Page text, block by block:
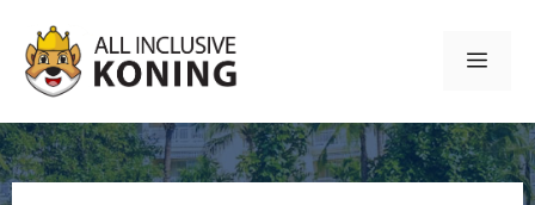
naar
inhoud
Menu